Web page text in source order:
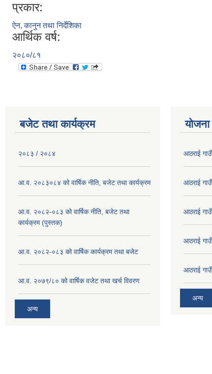
प्रकार:
ऐन, कानुन तथा निर्देशिका
आर्थिक वर्ष:
२०८०/८१
बजेट तथा कार्यक्रम
२०८३ / २०८४
आ.व. २०८३०८४ को वार्षिक नीति, बजेट तथा कार्यक्रम
आ.व. २०८२-०८३ को वार्षिक नीति, बजेट तथा
कार्यक्रम (पुस्तक)
आ.व. २०८२-०८३ को वार्षिक कार्यक्रम तथा बजेट
आ.व. २०७९/८० को वार्षिक वजेट तथा खर्च विवरण
अन्य
आठराई
आठराई
आठराई
आठराई
आठराई
अन्य